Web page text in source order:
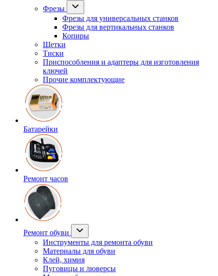
Фрезы
Фрезы для универсальных станков
Фрезы для вертикальных станков
Копиры
Щетки
Тиски
Приспособления и адаптеры для изготовления
ключей
Прочие комплектующие
Батарейки
Ремонт часов
Ремонт обуви
Инструменты для ремонта обуви
Материалы для обуви
Клей, химия
Пуговицы и люверсы